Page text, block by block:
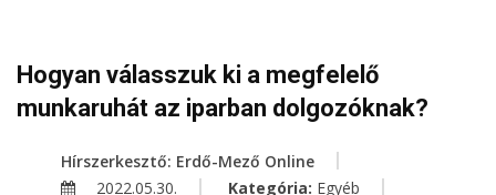
Hogyan válasszuk ki a megfelelő
munkaruhát az iparban dolgozóknak?
Hírszerkesztő: Erdő-Mező Online
2022.05.30.
Kategória: Egyéb